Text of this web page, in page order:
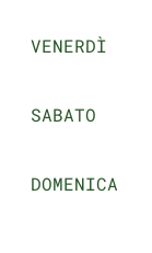
VENERDÌ
SABATO
DOMENICA